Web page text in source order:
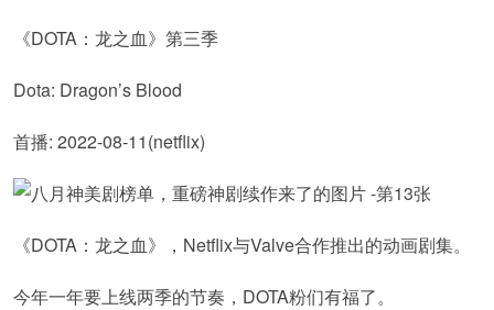
《DOTA：龙之血》第三季
Dota: Dragon’s Blood
首播: 2022-08-11(netflix)
《DOTA：龙之血》，Netflix与Valve合作推出的动画剧集。
今年一年要上线两季的节奏，DOTA粉们有福了。